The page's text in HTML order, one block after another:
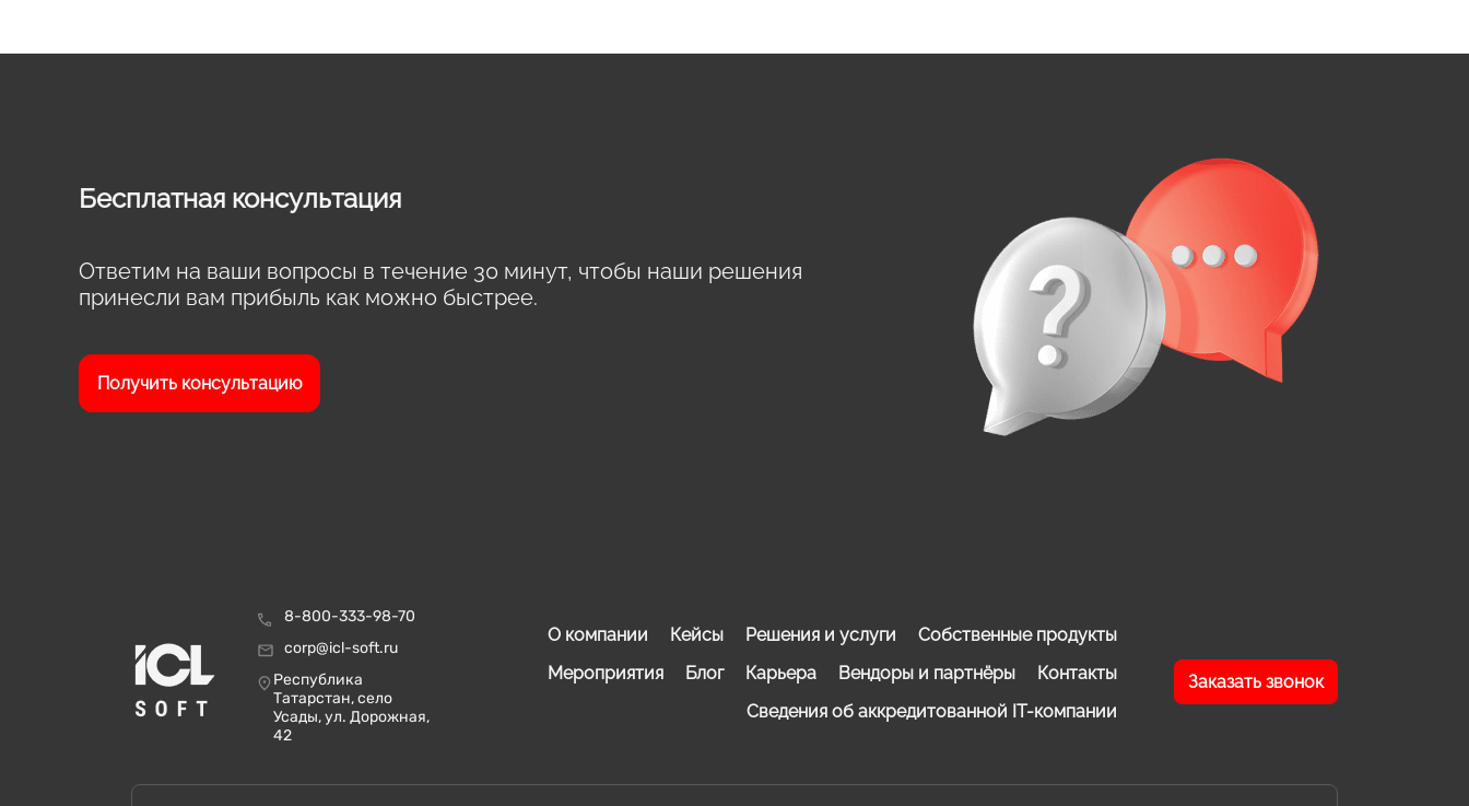
Бесплатная консультация
Ответим на ваши вопросы в течение 30 минут, чтобы наши решения
принесли вам прибыль как можно быстрее.
Получить консультацию
8-800-333-98-70
corp@icl-soft.ru
Республика
Татарстан, село
Усады, ул. Дорожная,
42
О компании Кейсы Решения и услуги
Собственные продукты
Мероприятия
Блог Карьера Вендоры и партнёры
Контакты
Сведения об аккредитованной IT-компании
Заказать звонок